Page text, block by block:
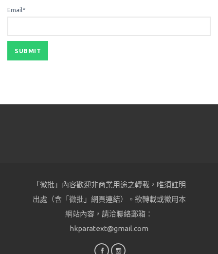
Email*
「微批」內容歡迎非商業用途之轉載，唯須註明
出處（含「微批」網頁連結）。欲轉載或徵用本
網站內容，請洽聯絡郵箱：
hkparatext@gmail.com